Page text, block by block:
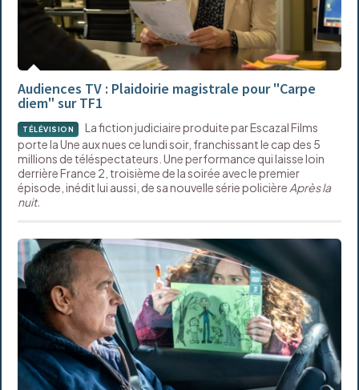
Audiences TV : Plaidoirie magistrale pour "Carpe
diem" sur TF1
TÉLÉVISION
La fiction judiciaire produite par Escazal Films
porte la Une aux nues ce lundi soir, franchissant le cap des 5
millions de téléspectateurs. Une performance qui laisse loin
derrière France 2, troisième de la soirée avec le premier
épisode, inédit lui aussi, de sa nouvelle série policière Après la
nuit.